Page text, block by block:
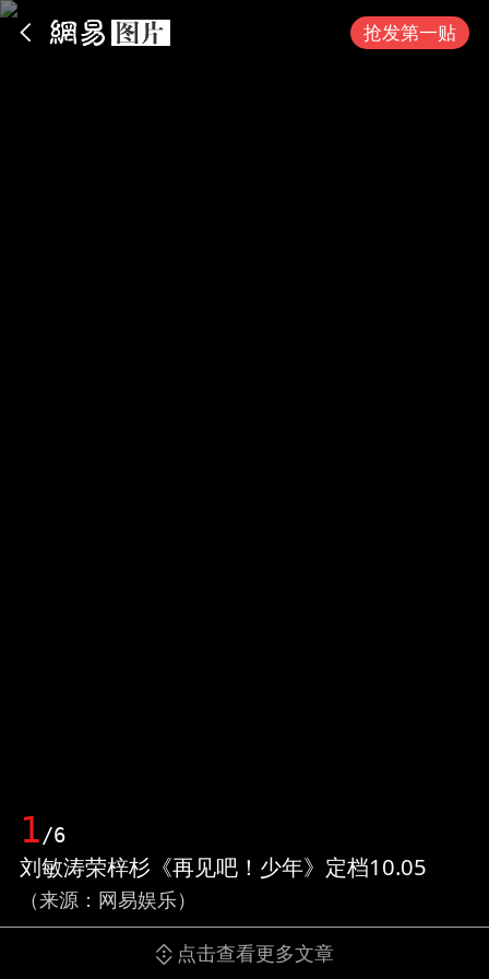
抢发第一贴
1/6
刘敏涛荣梓杉《再见吧！少年》定档10.05
（来源：网易娱乐）
点击查看更多文章
App内打开